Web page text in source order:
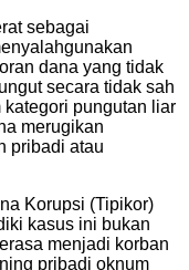
sebagai
dana yang tidak
secara tidak sah
pungutan liar
merugikan
pribadi atau
Korupsi (Tipikor)
kasus ini bukan
menjadi korban
pribadi oknum